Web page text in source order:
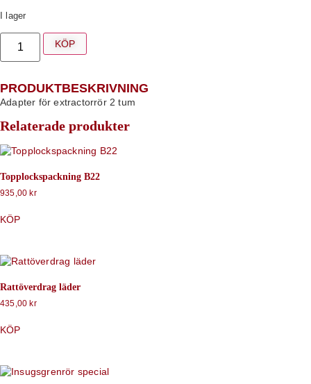
I lager
KÖP
PRODUKTBESKRIVNING
Adapter för extractorrör 2 tum
Relaterade produkter
Topplockspackning B22
935,00 kr
KÖP
Rattöverdrag läder
435,00 kr
KÖP